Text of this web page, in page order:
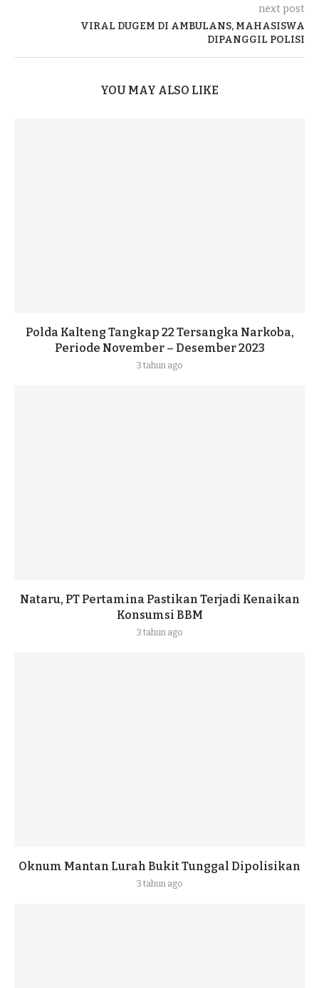
next post
VIRAL DUGEM DI AMBULANS, MAHASISWA
DIPANGGIL POLISI
YOU MAY ALSO LIKE
Polda Kalteng Tangkap 22 Tersangka Narkoba,
Periode November – Desember 2023
3 tahun ago
Nataru, PT Pertamina Pastikan Terjadi Kenaikan
Konsumsi BBM
3 tahun ago
Oknum Mantan Lurah Bukit Tunggal Dipolisikan
3 tahun ago